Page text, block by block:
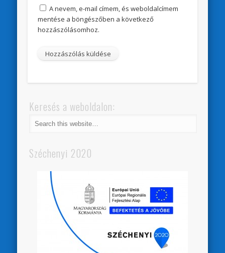
A nevem, e-mail címem, és weboldalcímem
mentése a böngészőben a következő
hozzászólásomhoz.
Keresés a weboldalon:
Széchenyi 2020